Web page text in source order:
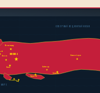
МОСКВА
Ленинград
Киев
Минск
Ташкент
Алма-Ата
Байконур
Новосибирск
ТбилисиБаку
МОРЕ
СЕВЕРНЫЙ ЛЕДОВИТЫЙ ОКЕАН